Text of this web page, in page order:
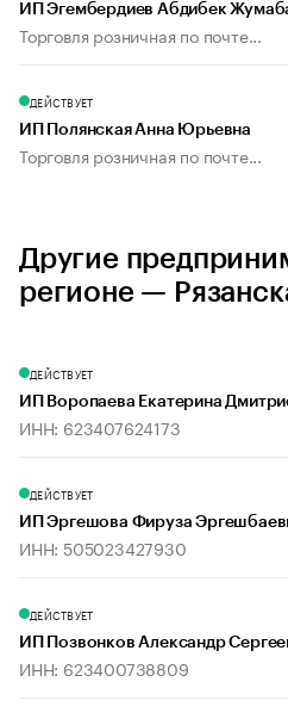
ИП Эгембердиев Абдибек
Торговля розничная по почте...
ДЕЙСТВУЕТ
ИП Полянская Анна Юрьевна
Торговля розничная по почте...
Другие
регионе —
ДЕЙСТВУЕТ
ИП Воропаева Екатерина
ИНН: 623407624173
ДЕЙСТВУЕТ
ИП Эргешова Фируза
ИНН: 505023427930
ДЕЙСТВУЕТ
ИП Позвонков Александр
ИНН: 623400738809